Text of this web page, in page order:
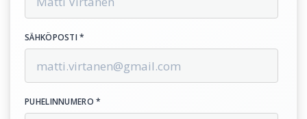
SÄHKÖPOSTI *
PUHELINNUMERO *